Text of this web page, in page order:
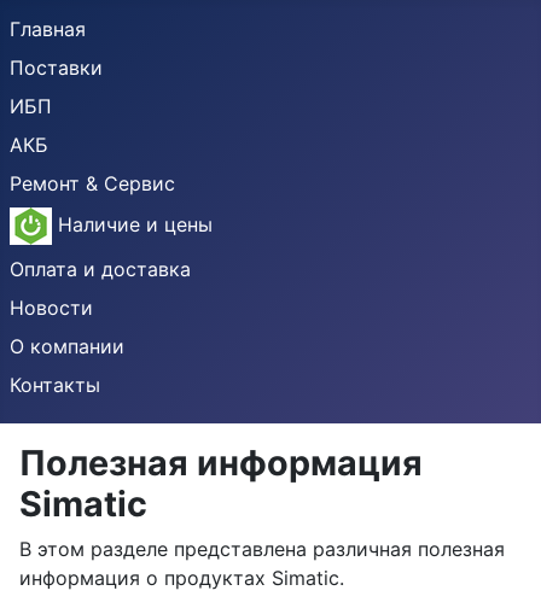
Главная
Поставки
ИБП
АКБ
Ремонт & Сервис
Наличие и цены
Оплата и доставка
Новости
О компании
Контакты
Полезная информация
Simatic
В этом разделе представлена различная полезная
информация о продуктах Simatic.